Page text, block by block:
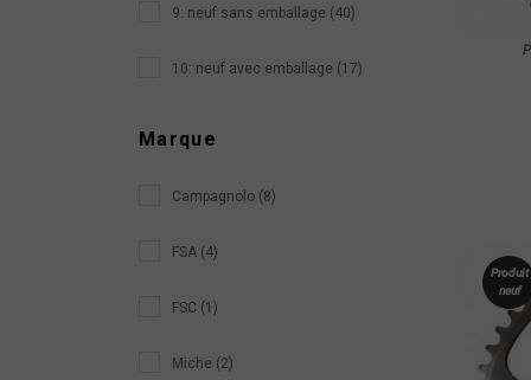
9: neuf sans emballage (40)
10: neuf avec emballage (17)
Marque
Campagnolo (8)
FSA (4)
FSC (1)
Miche (2)
Produit
neuf